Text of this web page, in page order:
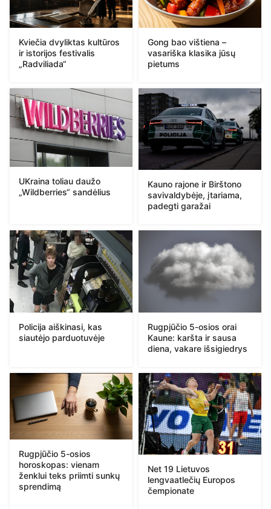
Kviečia dvyliktas kultūros
ir istorijos festivalis
„Radviliada“
Gong bao vištiena –
vasariška klasika jūsų
pietums
UKraina toliau daužo
„Wildberries“ sandėlius
Kauno rajone ir Birštono
savivaldybėje, įtariama,
padegti garažai
Policija aiškinasi, kas
siautėjo parduotuvėje
Rugpjūčio 5-osios orai
Kaune: karšta ir sausa
diena, vakare išsigiedrys
Rugpjūčio 5-osios
horoskopas: vienam
ženklui teks priimti sunkų
sprendimą
Net 19 Lietuvos
lengvaatlečių Europos
čempionate